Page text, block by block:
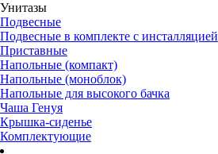
Унитазы
Подвесные
Подвесные в комплекте с инсталляцией
Приставные
Напольные (компакт)
Напольные (моноблок)
Напольные для высокого бачка
Чаша Генуя
Крышка-сиденье
Комплектующие